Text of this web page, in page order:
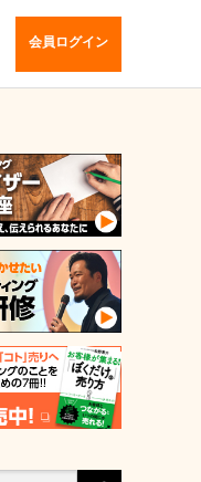
会員ログイン